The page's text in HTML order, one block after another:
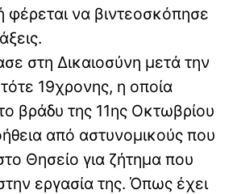
φέρεται να βιντεοσκόπησε
στη Δικαιοσύνη μετά την
19χρονης, η οποία
βράδυ της 11ης Οκτωβρίου
από αστυνομικούς που
Θησείο για ζήτημα που
εργασία της. Όπως έχει